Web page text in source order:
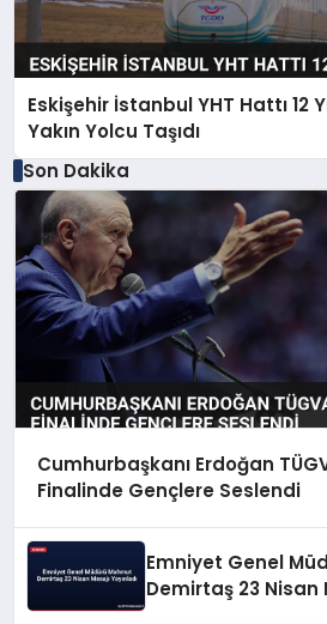
Eskişehir İstanbul YHT Hattı 12
Yakın Yolcu Taşıdı
Son Dakika
Cumhurbaşkanı Erdoğan
Finalinde Gençlere Seslendi
Emniyet Genel
Demirtaş 23 Nisan